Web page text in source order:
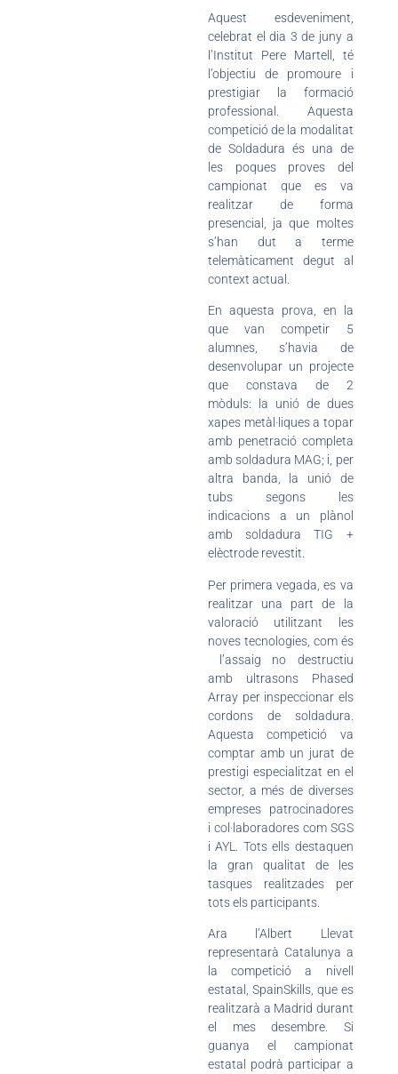
Aquest esdeveniment,
celebrat el dia 3 de juny a
l’Institut Pere Martell, té
l’objectiu de promoure i
prestigiar la formació
professional. Aquesta
competició de la modalitat
de Soldadura és una de
les poques proves del
campionat que es va
realitzar de forma
presencial, ja que moltes
s’han dut a terme
telemàticament degut al
context actual.
En aquesta prova, en la
que van competir 5
alumnes, s’havia de
desenvolupar un projecte
que constava de 2
mòduls: la unió de dues
xapes metàl·liques a topar
amb penetració completa
amb soldadura MAG; i, per
altra banda, la unió de
tubs segons les
indicacions a un plànol
amb soldadura TIG +
elèctrode revestit.
Per primera vegada, es va
realitzar una part de la
valoració utilitzant les
noves tecnologies, com és
l’assaig no destructiu
amb ultrasons Phased
Array per inspeccionar els
cordons de soldadura.
Aquesta competició va
comptar amb un jurat de
prestigi especialitzat en el
sector, a més de diverses
empreses patrocinadores
i col·laboradores com SGS
i AYL. Tots ells destaquen
la gran qualitat de les
tasques realitzades per
tots els participants.
Ara l’Albert Llevat
representarà Catalunya a
la competició a nivell
estatal, SpainSkills, que es
realitzarà a Madrid durant
el mes desembre. Si
guanya el campionat
estatal podrà participar a